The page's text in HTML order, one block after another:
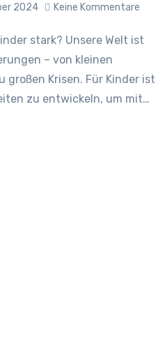
2024 Keine Kommentare
– von kleinen
Krisen. Für Kinder ist
zu entwickeln, um mit…